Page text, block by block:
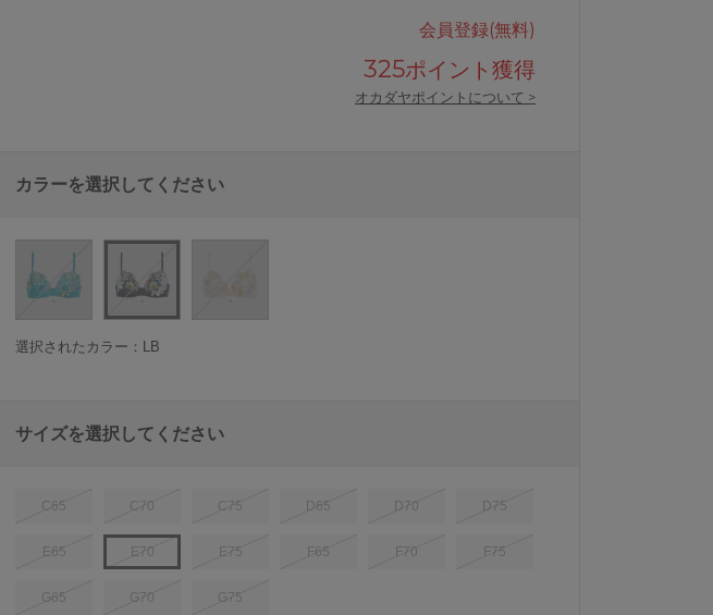
ワコールサルート71Gリボンブラブ
会員登録(無料)
325ポイント獲得
オカダヤポイントについて >
カラーを選択してください
選択されたカラー：LB
サイズを選択してください
C65 C70 C75 D65 D70 D75
E65 E70 E75 F65 F70 F75
G65 G70 G75